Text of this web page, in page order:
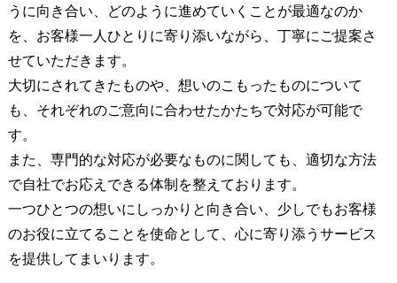
うに向き合い、どのように進めていくことが最適なのか
を、お客様一人ひとりに寄り添いながら、丁寧にご提案さ
せていただきます。
大切にされてきたものや、想いのこもったものについて
も、それぞれのご意向に合わせたかたちで対応が可能で
す。
また、専門的な対応が必要なものに関しても、適切な方法
で自社でお応えできる体制を整えております。
一つひとつの想いにしっかりと向き合い、少しでもお客様
のお役に立てることを使命として、心に寄り添うサービス
を提供してまいります。